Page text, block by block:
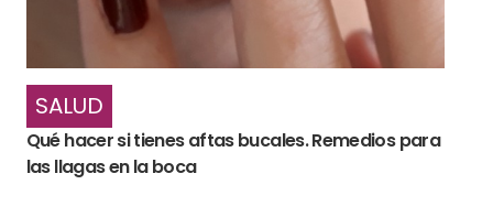
SALUD
Qué hacer si tienes aftas bucales. Remedios para
las llagas en la boca